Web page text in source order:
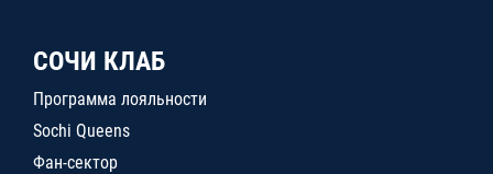
СОЧИ КЛАБ
Программа лояльности
Sochi Queens
Фан-сектор